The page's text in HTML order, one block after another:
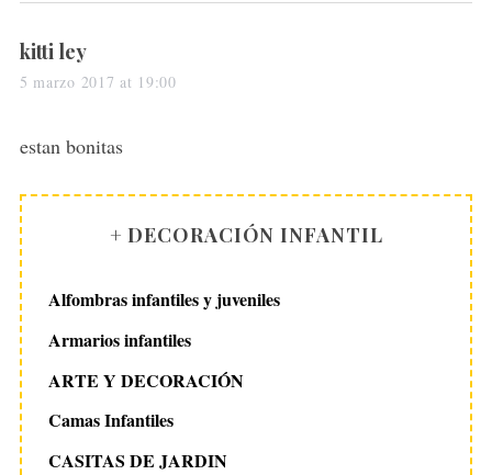
s
a
s
kitti ley
5 marzo 2017 at 19:00
estan bonitas
+ DECORACIÓN INFANTIL
Alfombras infantiles y juveniles
Armarios infantiles
ARTE Y DECORACIÓN
Camas Infantiles
CASITAS DE JARDIN